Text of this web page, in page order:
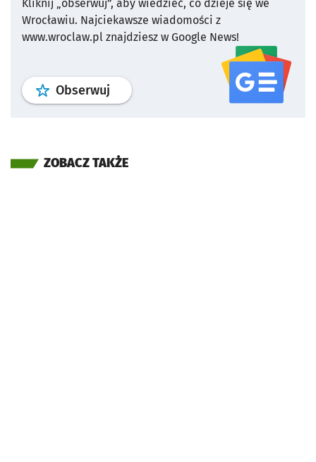
Kliknij „obserwuj”, aby wiedzieć, co dzieje się we
Wrocławiu. Najciekawsze wiadomości z
www.wroclaw.pl znajdziesz w Google News!
Obserwuj profil serwisu
ZOBACZ TAKŻE